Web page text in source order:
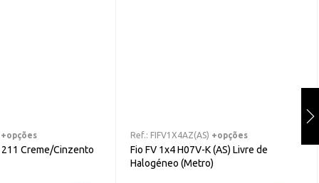
+opções
211 Creme/Cinzento
Ref.: FIFV1X4AZ(AS) +opções
Fio FV 1x4 H07V-K (AS) Livre de
Halogéneo (Metro)